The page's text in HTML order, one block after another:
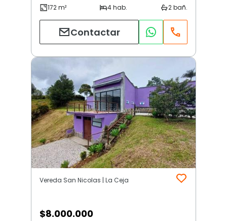
Contactar
Vereda San Nicolas | La Ceja
$8.000.000